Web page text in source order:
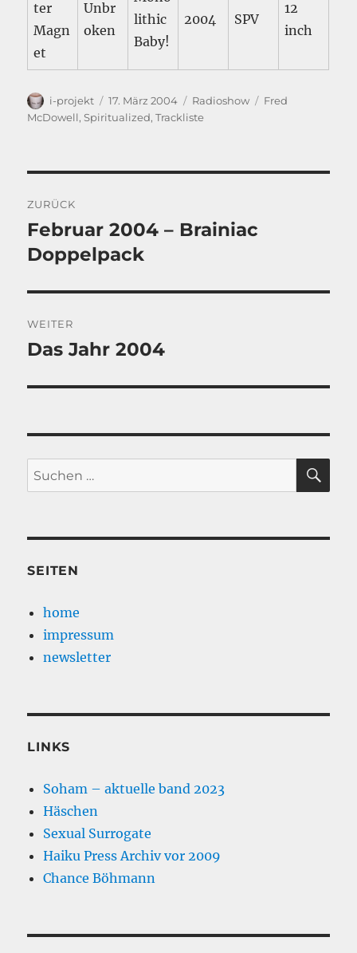
ter
Magn
et
Unbr
oken
lithic
Baby!
2004 SPV
12
inch
Autor
i-projekt
Veröffentlicht
am
17. März 2004 Kategorien
Radioshow Schlagwörter
Fred
McDowell,Spiritualized,Trackliste
ZURÜCK
Vorheriger
Beitrag:
Februar 2004 – Brainiac
Doppelpack
WEITER
Nächster
Das Jahr 2004
Suche
nach:
SEITEN
home
impressum
newsletter
LINKS
Soham – aktuelle band 2023
Häschen
Sexual Surrogate
Haiku Press Archiv vor 2009
Chance Böhmann